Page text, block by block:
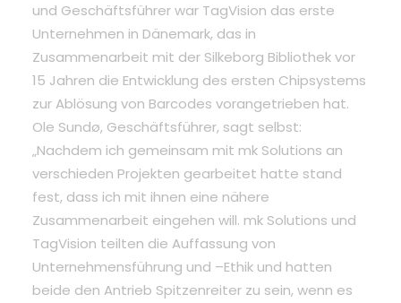
und Geschäftsführer war TagVision das erste
Unternehmen in Dänemark, das in
Zusammenarbeit mit der Silkeborg Bibliothek vor
15 Jahren die Entwicklung des ersten Chipsystems
zur Ablösung von Barcodes vorangetrieben hat.
Ole Sundø, Geschäftsführer, sagt selbst:
„Nachdem ich gemeinsam mit mk Solutions an
verschieden Projekten gearbeitet hatte stand
fest, dass ich mit ihnen eine nähere
Zusammenarbeit eingehen will. mk Solutions und
TagVision teilten die Auffassung von
Unternehmensführung und –Ethik und hatten
beide den Antrieb Spitzenreiter zu sein, wenn es